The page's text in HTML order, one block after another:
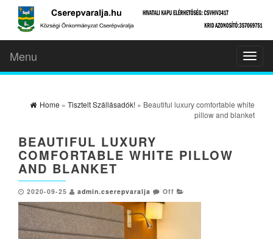
Menu
Home » Tisztelt Szállásadók! » Beautiful luxury comfortable white
pillow and blanket
BEAUTIFUL LUXURY
COMFORTABLE WHITE PILLOW
AND BLANKET
2020-09-25 admin.cserepvaralja Off